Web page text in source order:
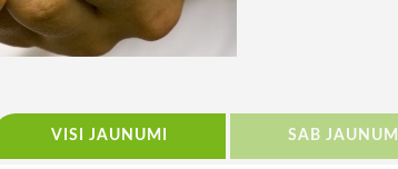
VISI JAUNUMI SAB JAUNUMI